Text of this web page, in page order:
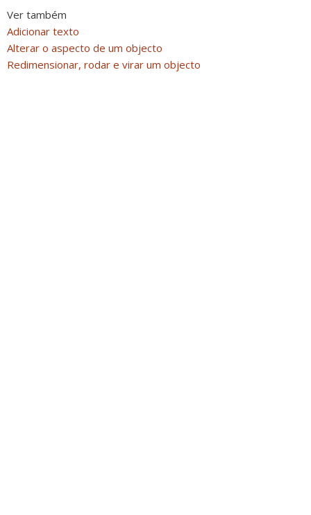
Ver também
Adicionar texto
Alterar o aspecto de um objecto
Redimensionar, rodar e virar um objecto